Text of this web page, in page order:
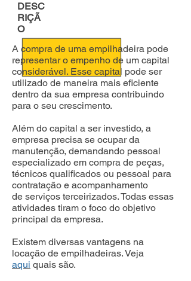
DESC
RIÇÃ
O
A compra de uma empilhadeira pode
representar o empenho de um capital
considerável. Esse capital pode ser
utilizado de maneira mais eficiente
dentro da sua empresa contribuindo
para o seu crescimento.
Além do capital a ser investido, a
empresa precisa se ocupar da
manutenção, demandando pessoal
especializado em compra de peças,
técnicos qualificados ou pessoal para
contratação e acompanhamento
de serviços terceirizados. Todas essas
atividades tiram o foco do objetivo
principal da empresa.
Existem diversas vantagens na
locação de empilhadeiras. Veja
aqui quais são.